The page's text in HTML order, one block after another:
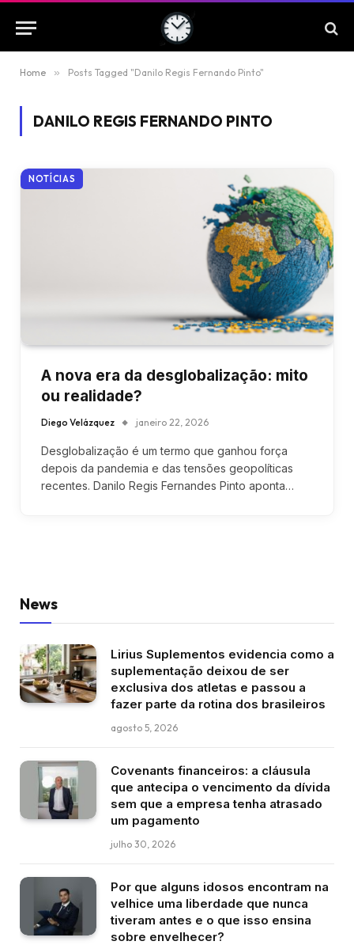
Home » Posts Tagged "Danilo Regis Fernando Pinto"
DANILO REGIS FERNANDO PINTO
NOTÍCIAS
A nova era da desglobalização: mito
ou realidade?
Diego Velázquez janeiro 22, 2026
Desglobalização é um termo que ganhou força
depois da pandemia e das tensões geopolíticas
recentes. Danilo Regis Fernandes Pinto aponta…
News
Lirius Suplementos evidencia como a
suplementação deixou de ser
exclusiva dos atletas e passou a
fazer parte da rotina dos brasileiros
agosto 5, 2026
Covenants financeiros: a cláusula
que antecipa o vencimento da dívida
sem que a empresa tenha atrasado
um pagamento
julho 30, 2026
Por que alguns idosos encontram na
velhice uma liberdade que nunca
tiveram antes e o que isso ensina
sobre envelhecer?